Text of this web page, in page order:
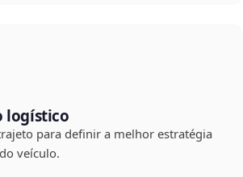
logístico
para definir a melhor estratégia
veículo.